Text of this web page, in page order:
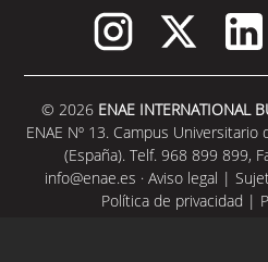
© 2026 ENAE INTERNATIONAL
ENAE Nº 13. Campus
(España). Telf. 968 899 899,
info@enae.es · Aviso legal |
Política de privacidad |